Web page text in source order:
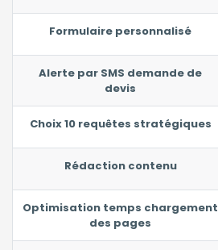
Formulaire personnalisé
Alerte par SMS demande de
devis
Choix 10 requêtes stratégiques
Rédaction contenu
Optimisation temps chargement
des pages